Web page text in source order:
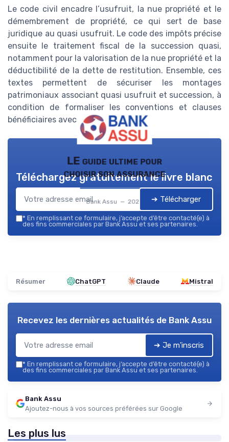
Le code civil encadre l’usufruit, la nue propriété et le
démembrement de propriété, ce qui sert de base
juridique au quasi usufruit. Le code des impôts précise
ensuite le traitement fiscal de la succession quasi,
notamment pour la valorisation de la nue propriété et la
déductibilité de la dette de restitution. Ensemble, ces
textes permettent de sécuriser les montages
patrimoniaux associant quasi usufruit et succession, à
condition de formaliser les conventions et clauses
bénéficiaires avec rigueur.
LE guide ultime pour
choisir son assurance
Bank Assu — 2026
Téléchargez gratuitement le livre blanc
➔ Télécharger
* En remplissant ce formulaire, j’accepte d’être contacté(e) à
des fins commerciales par Bank Assu et ses partenaires.
Résumer ChatGPT Claude Mistral
Recevez les dernières actualités de Bank Assu
➔ Je m'inscris
* En remplissant ce formulaire, j’accepte d’être contacté(e) à
des fins commerciales par Bank Assu et ses partenaires.
Bank Assu
Ajoutez-nous à vos sources préférées sur Google
Les plus lus